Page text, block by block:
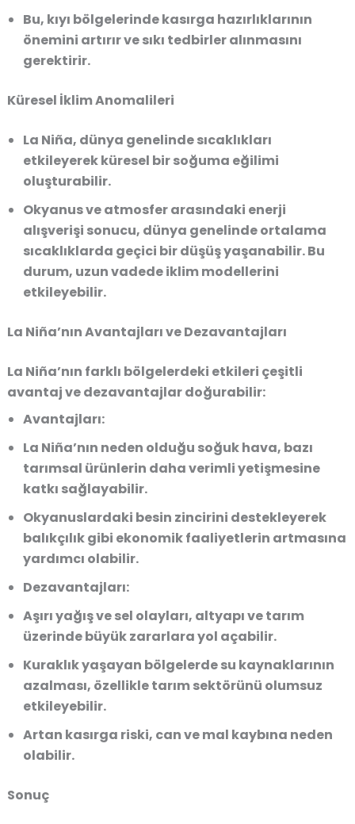
Bu, kıyı bölgelerinde kasırga hazırlıklarının
önemini artırır ve sıkı tedbirler alınmasını
gerektirir.
Küresel İklim Anomalileri
La Niña, dünya genelinde sıcaklıkları
etkileyerek küresel bir soğuma eğilimi
oluşturabilir.
Okyanus ve atmosfer arasındaki enerji
alışverişi sonucu, dünya genelinde ortalama
sıcaklıklarda geçici bir düşüş yaşanabilir. Bu
durum, uzun vadede iklim modellerini
etkileyebilir.
La Niña’nın Avantajları ve Dezavantajları
La Niña’nın farklı bölgelerdeki etkileri çeşitli
avantaj ve dezavantajlar doğurabilir:
Avantajları:
La Niña’nın neden olduğu soğuk hava, bazı
tarımsal ürünlerin daha verimli yetişmesine
katkı sağlayabilir.
Okyanuslardaki besin zincirini destekleyerek
balıkçılık gibi ekonomik faaliyetlerin artmasına
yardımcı olabilir.
Dezavantajları:
Aşırı yağış ve sel olayları, altyapı ve tarım
üzerinde büyük zararlara yol açabilir.
Kuraklık yaşayan bölgelerde su kaynaklarının
azalması, özellikle tarım sektörünü olumsuz
etkileyebilir.
Artan kasırga riski, can ve mal kaybına neden
olabilir.
Sonuç